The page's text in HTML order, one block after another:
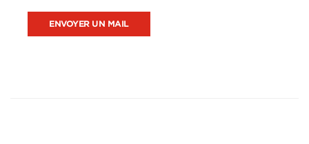
ENVOYER UN MAIL